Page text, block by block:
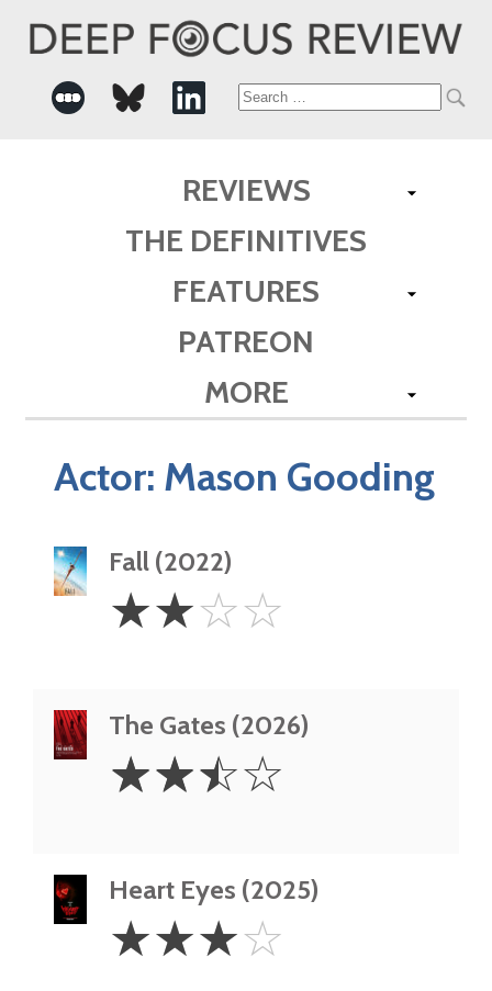
Search
REVIEWS
THE DEFINITIVES
FEATURES
PATREON
MORE
Actor: Mason Gooding
Fall (2022)
Stars
☆☆☆☆
The Gates (2026)
2.5
Stars
☆☆☆☆
Heart Eyes (2025)
Stars
☆☆☆☆